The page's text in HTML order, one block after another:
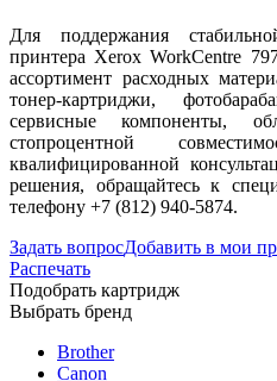
Для поддержания
принтера Xerox WorkCentre
ассортимент расходных
тонер-картриджи,
сервисные компоненты,
стопроцентной
квалифицированной
решения, обращайтесь к
телефону +7 (812) 940-5874.
Задать вопросДобавить в мои
Распечать
Подобрать картридж
Выбрать бренд
Brother
Canon